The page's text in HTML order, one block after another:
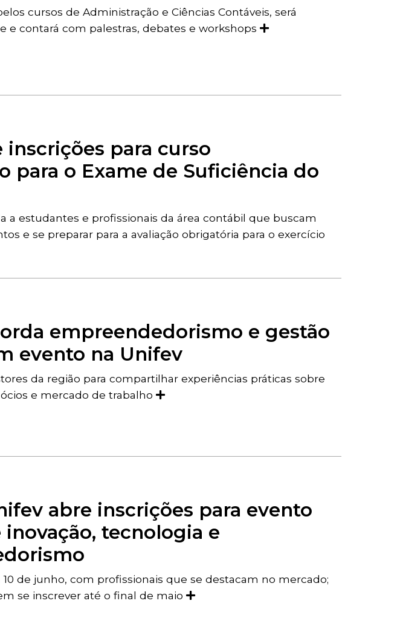
cursos de Administração e Ciências Contáveis, será
e contará com palestras, debates e workshops
inscrições para curso
para o Exame de Suficiência do
a estudantes e profissionais da área contábil que buscam
e se preparar para a avaliação obrigatória para o exercício
empreendedorismo e gestão
evento na Unifev
da região para compartilhar experiências práticas sobre
e mercado de trabalho
abre inscrições para evento
tecnologia e
de junho, com profissionais que se destacam no mercado;
se inscrever até o final de maio